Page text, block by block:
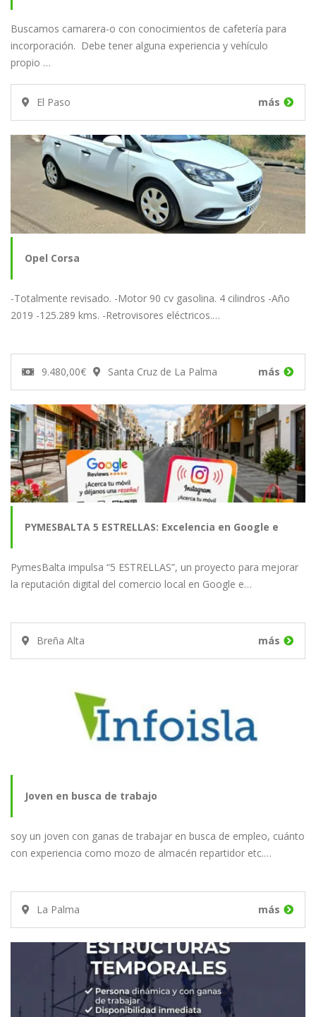
Buscamos camarera-o con conocimientos de cafetería para
incorporación. Debe tener alguna experiencia y vehículo
propio …
El Paso más
Opel Corsa
-Totalmente revisado. -Motor 90 cv gasolina. 4 cilindros -Año
2019 -125.289 kms. -Retrovisores eléctricos.…
9.480,00€ Santa Cruz de La Palma más
PYMESBALTA 5 ESTRELLAS: Excelencia en Google e
Instagram
PymesBalta impulsa “5 ESTRELLAS”, un proyecto para mejorar
la reputación digital del comercio local en Google e…
Breña Alta más
Joven en busca de trabajo
soy un joven con ganas de trabajar en busca de empleo, cuánto
con experiencia como mozo de almacén repartidor etc.…
La Palma más